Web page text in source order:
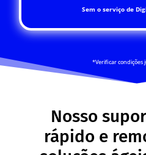
Sem o serviço de
*Verificar condições
Nosso
rápido e